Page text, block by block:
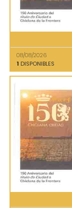
08/08/2026
1 DISPONIBLES